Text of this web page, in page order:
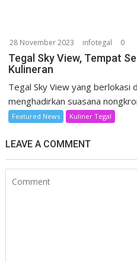
28 November 2023 infotegal 0
Tegal Sky View, Tempat
Kulineran
Tegal Sky View yang berlokasi
menghadirkan suasana
Featured News Kuliner Tegal
LEAVE A COMMENT